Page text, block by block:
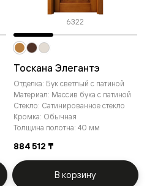
6322
Тоскана Элегантэ
Отделка: Бук светлый с патиной
Материал: Массив бука с патиной
Стекло: Сатинированное стекло
Кромка: Обычная
Толщина полотна: 40 мм
884 512 ₸
В корзину